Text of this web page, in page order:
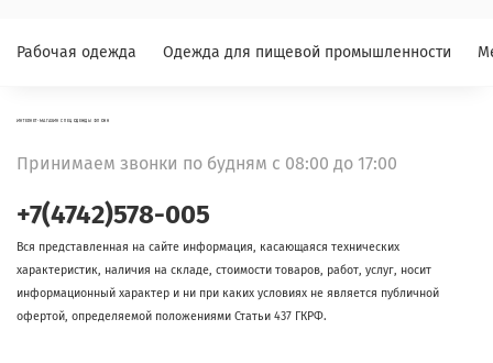
Рабочая одежда Одежда для пищевой промышленности
ИНТЕРНЕТ-МАГАЗИН СПЕЦОДЕЖДЫ ФЛОКК
Принимаем звонки по будням с 08:00 до 17:00
+7(4742)578-005
Вся представленная на сайте информация, касающаяся технических
характеристик, наличия на складе, стоимости товаров, работ, услуг, носит
информационный характер и ни при каких условиях не является публичной
офертой, определяемой положениями Статьи 437 ГКРФ.